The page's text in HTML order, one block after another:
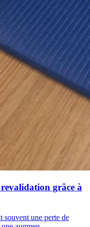
grâce à
souvent une perte de